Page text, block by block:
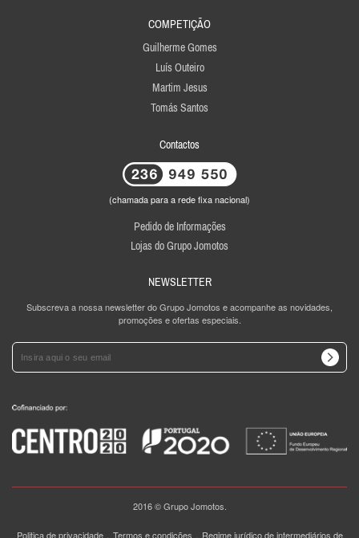
COMPETIÇÃO
Guilherme Gomes
Luís Outeiro
Martim Jesus
Tomás Santos
Contactos
(chamada para a rede fixa nacional)
Pedido de Informações
Lojas do Grupo Jomotos
NEWSLETTER
Subscreva a nossa newsletter do Grupo Jomotos e acompanhe as novidades,
promoções e ofertas especiais.
2016 © Grupo Jomotos.
Politica de privacidade. Termos e condições Regime jurídico de intermediários de